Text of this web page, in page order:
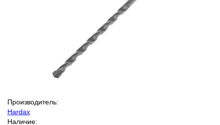
Производитель:
Hardax
Наличие: